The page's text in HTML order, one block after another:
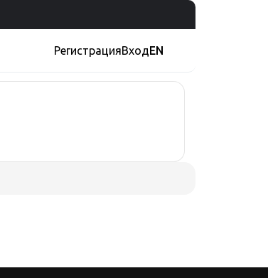
РегистрацияВходEN